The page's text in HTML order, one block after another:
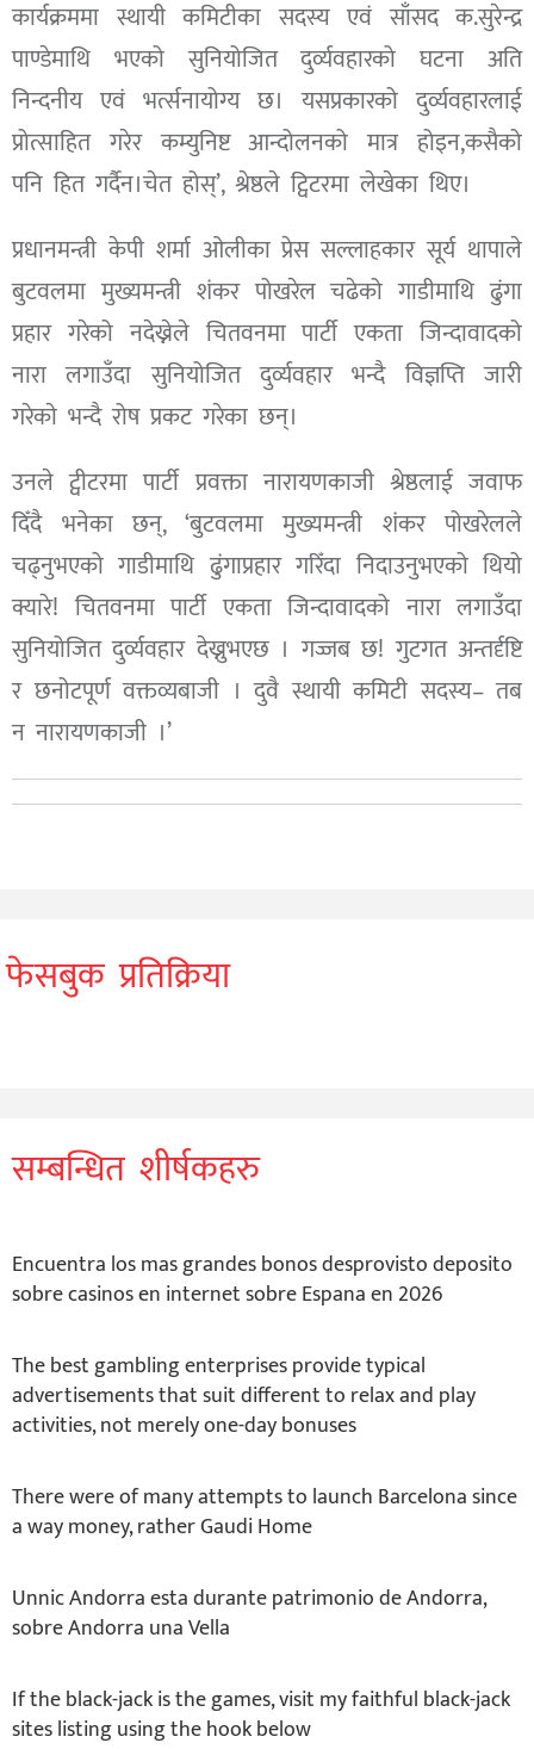
कार्यक्रममा स्थायी कमिटीका सदस्य एवं साँसद क.सुरेन्द्र
पाण्डेमाथि भएको सुनियोजित दुर्व्यवहारको घटना अति
निन्दनीय एवं भर्त्सनायोग्य छ। यसप्रकारको दुर्व्यवहारलाई
प्रोत्साहित गरेर कम्युनिष्ट आन्दोलनको मात्र होइन,कसैको
पनि हित गर्दैन।चेत होस्’, श्रेष्ठले ट्विटरमा लेखेका थिए।
प्रधानमन्त्री केपी शर्मा ओलीका प्रेस सल्लाहकार सूर्य थापाले
बुटवलमा मुख्यमन्त्री शंकर पोखरेल चढेको गाडीमाथि ढुंगा
प्रहार गरेको नदेख्नेले चितवनमा पार्टी एकता जिन्दावादको
नारा लगाउँदा सुनियोजित दुर्व्यवहार भन्दै विज्ञप्ति जारी
गरेकाे भन्दै रोष प्रकट गरेका छन्।
उनले ट्वीटरमा पार्टी प्रवक्ता नारायणकाजी श्रेष्ठलाई जवाफ
दिँदै भनेका छन्, ‘बुटवलमा मुख्यमन्त्री शंकर पोखरेलले
चढ्नुभएको गाडीमाथि ढुंगाप्रहार गरिँदा निदाउनुभएको थियो
क्यारे! चितवनमा पार्टी एकता जिन्दावादको नारा लगाउँदा
सुनियोजित दुर्व्यवहार देख्नुभएछ । गज्जब छ! गुटगत अन्तर्दृष्टि
र छनोटपूर्ण वक्तव्यबाजी । दुवै स्थायी कमिटी सदस्य– तब
न नारायणकाजी ।’
फेसबुक प्रतिक्रिया
सम्बन्धित शीर्षकहरु
Encuentra los mas grandes bonos desprovisto deposito
sobre casinos en internet sobre Espana en 2026
The best gambling enterprises provide typical
advertisements that suit different to relax and play
activities, not merely one-day bonuses
There were of many attempts to launch Barcelona since
a way money, rather Gaudi Home
Unnic Andorra esta durante patrimonio de Andorra,
sobre Andorra una Vella
If the black-jack is the games, visit my faithful black-jack
sites listing using the hook below